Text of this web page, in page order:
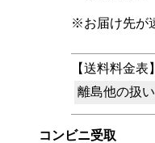
※お届け先が
【送料料金表】
離島他の扱い
コンビニ受取